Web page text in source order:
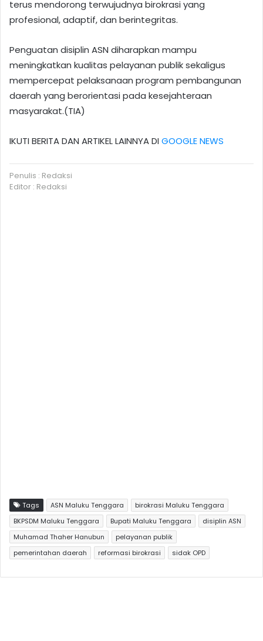
terus mendorong terwujudnya birokrasi yang
profesional, adaptif, dan berintegritas.
Penguatan disiplin ASN diharapkan mampu
meningkatkan kualitas pelayanan publik sekaligus
mempercepat pelaksanaan program pembangunan
daerah yang berorientasi pada kesejahteraan
masyarakat.(TIA)
IKUTI BERITA DAN ARTIKEL LAINNYA DIGOOGLE NEWS
Penulis : Redaksi
Editor : Redaksi
Tags ASN Maluku Tenggara
birokrasi Maluku Tenggara
BKPSDM Maluku Tenggara
Bupati Maluku Tenggara
disiplin ASN
Muhamad Thaher Hanubun
pelayanan publik
pemerintahan daerah
reformasi birokrasi sidak OPD